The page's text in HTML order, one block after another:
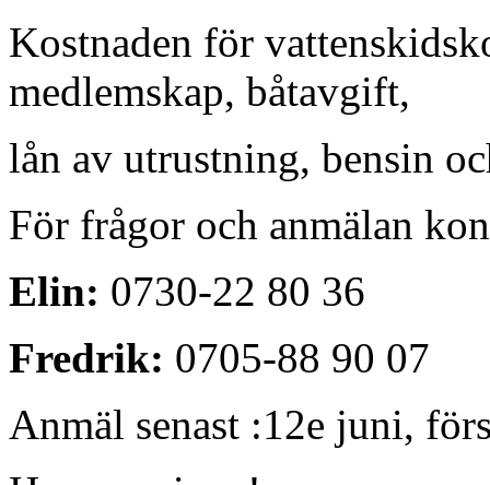
Kostnaden för
medlemskap, båtavgift,
lån av utrustning, bensin
För frågor och anmälan
Elin: 0730-22 80 36
Fredrik: 0705-88 90 07
Anmäl senast :12e juni,